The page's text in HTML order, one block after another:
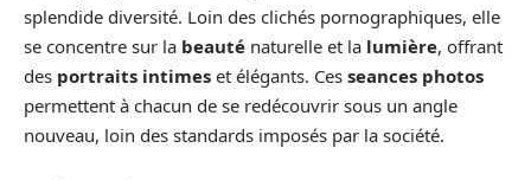
splendide diversité. Loin des clichés pornographiques, elle
se concentre sur la beauté naturelle et la lumière, offrant
des portraits intimes et élégants. Ces seances photos
permettent à chacun de se redécouvrir sous un angle
nouveau, loin des standards imposés par la société.